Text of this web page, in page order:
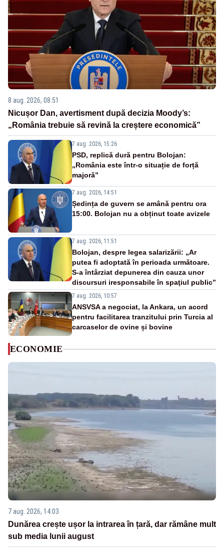
8 aug. 2026, 08:51
Nicușor Dan, avertisment după decizia Moody’s:
„România trebuie să revină la creștere economică”
7 aug. 2026, 15:26
PSD, replică dură pentru Bolojan:
„România este într-o situație de forță
majoră”
7 aug. 2026, 14:51
Ședința de guvern se amână pentru ora
15:00. Bolojan nu a obținut toate avizele
7 aug. 2026, 11:51
Bolojan, despre legea salarizării: „Ar
putea fi adoptată în perioada următoare.
S-a întârziat depunerea din cauza unor
discursuri iresponsabile în spaţiul public”
7 aug. 2026, 10:57
ANSVSA a negociat, la Ankara, un acord
pentru facilitarea tranzitului prin Turcia al
carcaselor de ovine și bovine
ECONOMIE
7 aug. 2026, 14:03
Dunărea crește ușor la intrarea în țară, dar rămâne mult
sub media lunii august